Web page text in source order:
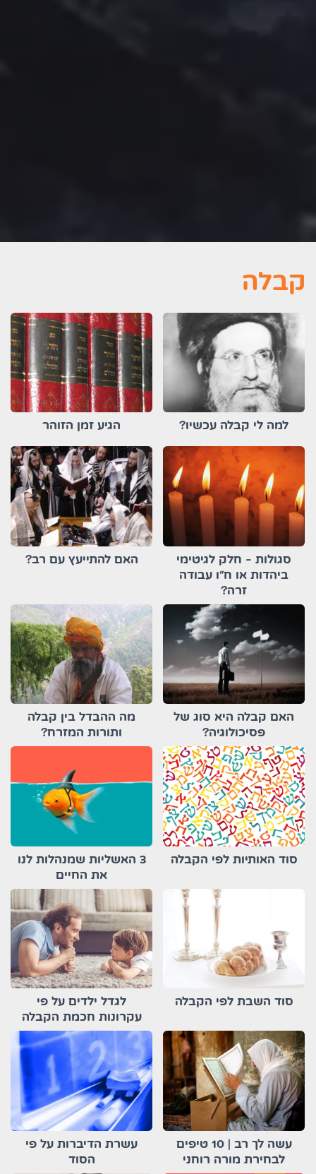
קבלה
למה לי קבלה עכשיו? הגיע זמן הזוהר
סגולות - חלק לגיטימי
ביהדות או ח"ו עבודה
זרה?
האם להתייעץ עם רב?
האם קבלה היא סוג של
פסיכולוגיה?
מה ההבדל בין קבלה
ותורות המזרח?
סוד האותיות לפי הקבלה
3 האשליות שמנהלות לנו
את החיים
סוד השבת לפי הקבלה
לגדל ילדים על פי
עקרונות חכמת הקבלה
עשה לך רב | 10 טיפים
לבחירת מורה רוחני
עשרת הדיברות על פי
הסוד